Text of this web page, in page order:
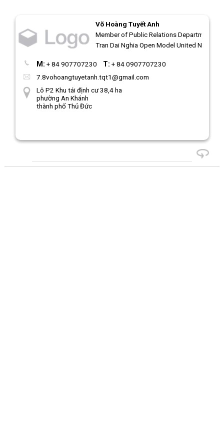
Võ Hoàng Tuyết Anh
Member of Public Relations Department
Tran Dai Nghia Open Model United Nations
M: + 84 907707230 T: + 84 0907707230
7.8vohoangtuyetanh.tqt1@gmail.com
Lô P2 Khu tái định cư 38,4 ha
phường An Khánh
thành phố Thủ Đức